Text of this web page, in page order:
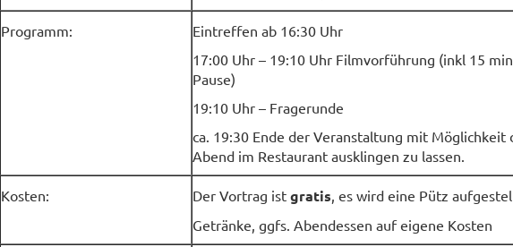
Programm:
Eintreffen ab 16:30 Uhr
17:00 Uhr – 19:10 Uhr Filmvorführung (inkl 15 min
Pause)
19:10 Uhr – Fragerunde
ca. 19:30 Ende der Veranstaltung mit Möglichkeit
Abend im Restaurant ausklingen zu lassen.
Kosten: Der Vortrag ist gratis, es wird eine Pütz
Getränke, ggfs. Abendessen auf eigene Kosten